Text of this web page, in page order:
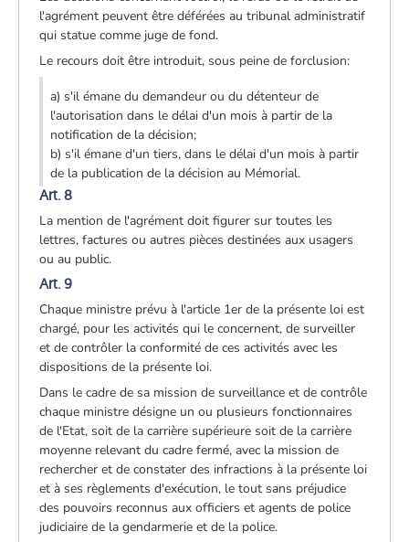
l'agrément peuvent être déférées au tribunal administratif
qui statue comme juge de fond.
Le recours doit être introduit, sous peine de forclusion:
a) s'il émane du demandeur ou du détenteur de
l'autorisation dans le délai d'un mois à partir de la
notification de la décision;
b) s'il émane d'un tiers, dans le délai d'un mois à partir
de la publication de la décision au Mémorial.
Art. 8
La mention de l'agrément doit figurer sur toutes les
lettres, factures ou autres pièces destinées aux usagers
ou au public.
Art. 9
Chaque ministre prévu à l'article 1er de la présente loi est
chargé, pour les activités qui le concernent, de surveiller
et de contrôler la conformité de ces activités avec les
dispositions de la présente loi.
Dans le cadre de sa mission de surveillance et de contrôle
chaque ministre désigne un ou plusieurs fonctionnaires
de l'Etat, soit de la carrière supérieure soit de la carrière
moyenne relevant du cadre fermé, avec la mission de
rechercher et de constater des infractions à la présente loi
et à ses règlements d'exécution, le tout sans préjudice
des pouvoirs reconnus aux officiers et agents de police
judiciaire de la gendarmerie et de la police.